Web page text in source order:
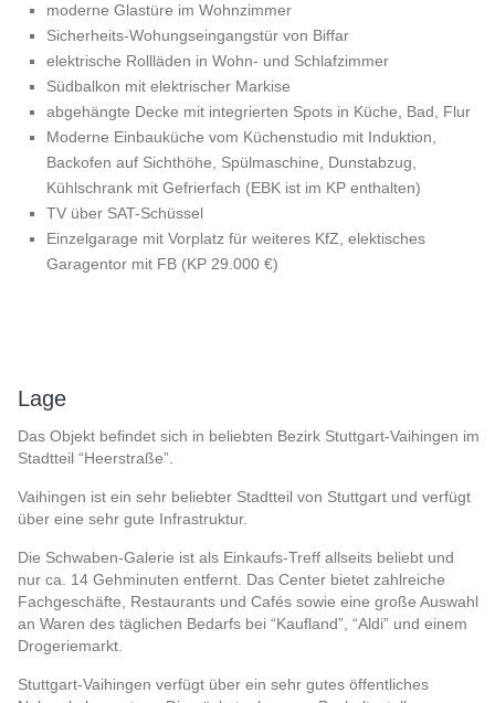
moderne Glastüre im Wohnzimmer
Sicherheits-Wohungseingangstür von Biffar
elektrische Rollläden in Wohn- und Schlafzimmer
Südbalkon mit elektrischer Markise
abgehängte Decke mit integrierten Spots in Küche, Bad, Flur
Moderne Einbauküche vom Küchenstudio mit Induktion,
Backofen auf Sichthöhe, Spülmaschine, Dunstabzug,
Kühlschrank mit Gefrierfach (EBK ist im KP enthalten)
TV über SAT-Schüssel
Einzelgarage mit Vorplatz für weiteres KfZ, elektisches
Garagentor mit FB (KP 29.000 €)
Lage
Das Objekt befindet sich in beliebten Bezirk Stuttgart-Vaihingen im
Stadtteil “Heerstraße”.
Vaihingen ist ein sehr beliebter Stadtteil von Stuttgart und verfügt
über eine sehr gute Infrastruktur.
Die Schwaben-Galerie ist als Einkaufs-Treff allseits beliebt und
nur ca. 14 Gehminuten entfernt. Das Center bietet zahlreiche
Fachgeschäfte, Restaurants und Cafés sowie eine große Auswahl
an Waren des täglichen Bedarfs bei “Kaufland”, “Aldi” und einem
Drogeriemarkt.
Stuttgart-Vaihingen verfügt über ein sehr gutes öffentliches